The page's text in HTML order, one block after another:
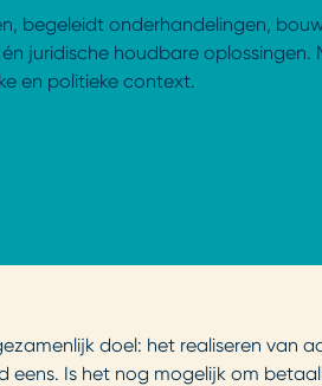
begeleidt onderhandelingen,
juridische houdbare oplossingen.
en politieke context.
doel: het realiseren van
eens. Is het nog mogelijk om